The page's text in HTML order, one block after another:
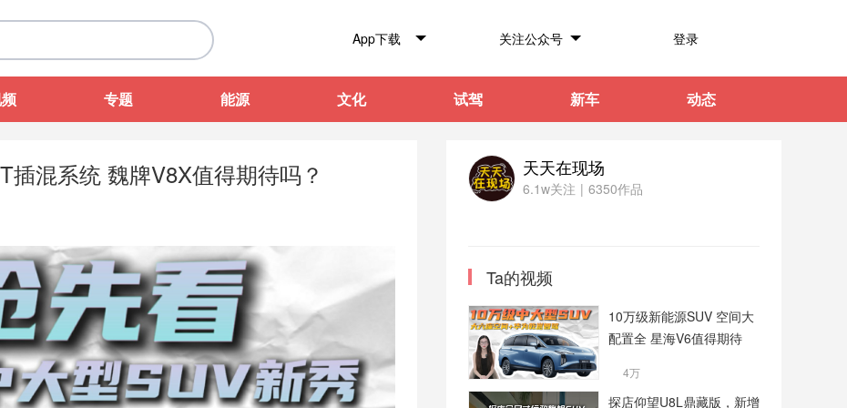
App下载 关注公众号 登录
专题 能源 文化 试驾 新车 动态
混系统 魏牌V8X值得期待吗？ 天天在现场
6.1w关注 | 6350作品
Ta的视频
10万级新能源SUV 空间大
配置全 星海V6值得期待
4万
探店仰望U8L鼎藏版，新增